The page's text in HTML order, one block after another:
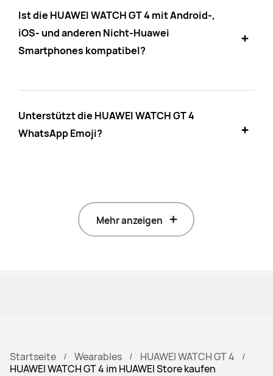
Ist die HUAWEI WATCH GT 4 mit Android-,
iOS- und anderen Nicht-Huawei
Smartphones kompatibel?
Unterstützt die HUAWEI WATCH GT 4
WhatsApp Emoji?
Mehr anzeigen
Startseite Wearables
HUAWEI WATCH GT 4
HUAWEI WATCH GT 4 im HUAWEI Store kaufen